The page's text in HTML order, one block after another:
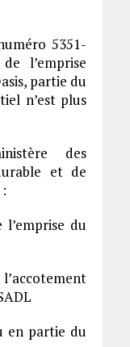
5351-
l’emprise
partie du
n’est plus
des
et de
du
en partie du